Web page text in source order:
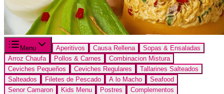
Menu Aperitivos Causa Rellena
Sopas & Ensaladas
Arroz Chaufa
Pollos & Carnes
Combinacion Mistura
Ceviches Pequeños
Ceviches Regulares
Tallarines Salteados
Salteados
Filetes de Pescado A lo Macho
Seafood
Senor Camaron
Kids Menu Postres Complementos